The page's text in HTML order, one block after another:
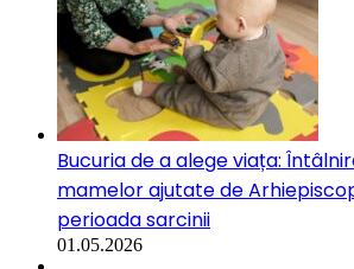
Bucuria de a alege viața:
mamelor ajutate de
perioada sarcinii
01.05.2026